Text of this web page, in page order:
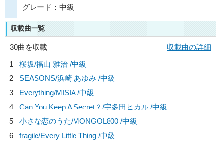
グレード：中級
収載曲一覧
30曲を収載
収載曲の詳細
1
桜坂/福山 雅治 /中級
2
SEASONS/浜崎 あゆみ /中級
3
Everything/MISIA/中級
4
Can You Keep A Secret？/宇多田ヒカル /中級
5
小さな恋のうた/MONGOL800 /中級
6
fragile/Every Little Thing /中級